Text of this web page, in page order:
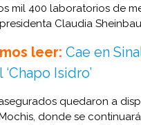
mil 400 laboratorios de
Claudia
leer: Cae en
Isidro’
quedaron a
donde se